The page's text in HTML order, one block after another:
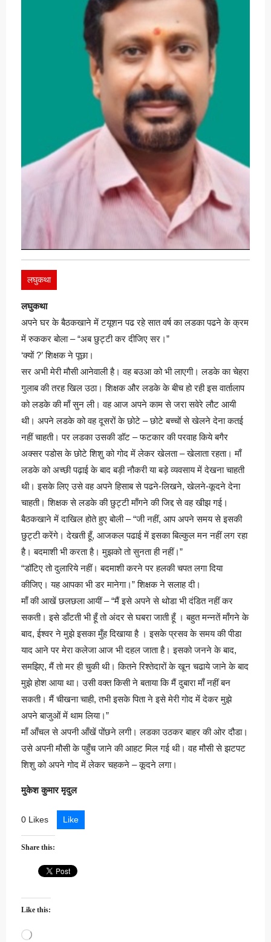
लघुकथा
लघुकथा
अपने घर के बैठकखाने में टयूशन पढ रहे सात वर्ष का लडका पढने के क्रम
में रुककर बोला – “अब छुट्टी कर दीजिए सर।”
‘क्यों ?’ शिक्षक ने पूछा।
सर अभी मेरी मौसी आनेवाली है। वह बउआ को भी लाएगी। लडके का चेहरा
गुलाब की तरह खिल उठा। शिक्षक और लडके के बीच हो रही इस वार्तालाप
को लडके की माँ सुन ली। वह आज अपने काम से जरा सवेरे लौट आयी
थी। अपने लडके को वह दूसरों के छोटे – छोटे बच्चों से खेलने देना कतई
नहीं चाहती। पर लडका उसकी डॉट – फटकार की परवाह किये बगैर
अक्सर पडोस के छोटे शिशु को गोद में लेकर खेलता – खेलाता रहता। माँ
लडके को अच्छी पढ़ाई के बाद बड़ी नौकरी या बड़े व्यवसाय में देखना चाहती
थी। इसके लिए उसे वह अपने हिसाब से पढने-लिखने, खेलने-कूदने देना
चाहती। शिक्षक से लडके की छुट्टी माँगने की जिद्द से वह खीझ गई।
बैठकखाने में दाखिल होते हुए बोली – “जी नहीं, आप अपने समय से इसकी
छुट्टी करेंगे। देखती हूँ, आजकल पढाई में इसका बिल्कुल मन नहीं लग रहा
है। बदमाशी भी करता है। मुझको तो सुनता ही नहीं।”
“डॉटिए तो दुलारिये नहीं। बदमाशी करने पर हलकी चपत लगा दिया
कीजिए। यह आपका भी डर मानेगा।” शिक्षक ने सलाह दी।
माँ की आखें छलछला आयीं – “मैं इसे अपने से थोडा भी दंडित नहीं कर
सकती। इसे डाँटती भी हूँ तो अंदर से घबरा जाती हूँ । बहुत मन्नतें माँगने के
बाद, ईश्वर ने मुझे इसका मुँह दिखाया है । इसके प्रसव के समय की पीडा
याद आने पर मेरा कलेजा आज भी दहल जाता है। इसको जनने के बाद,
समझिए, मैं तो मर ही चुकी थी। कितने रिश्तेदारों के खून चढाये जाने के बाद
मुझे होश आया था। उसी वक्त किसी ने बताया कि मैं दुबारा माँ नहीं बन
सकती। मैं चीखना चाही, तभी इसके पिता ने इसे मेरी गोद में देकर मुझे
अपने बाजुओं में थाम लिया।”
माँ आँचल से अपनी आँखें पोंछने लगी। लडका उठकर बाहर की ओर दौडा।
उसे अपनी मौसी के पहुँच जाने की आहट मिल गई थी। वह मौसी से झटपट
शिशु को अपने गोद में लेकर चहकने – कूदने लगा।
मुकेश कुमार मृदुल
0 Likes Like
Share this:
Like this:
Loading…